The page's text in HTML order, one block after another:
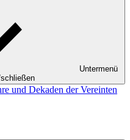
Untermenü
und Dekaden der Vereinten